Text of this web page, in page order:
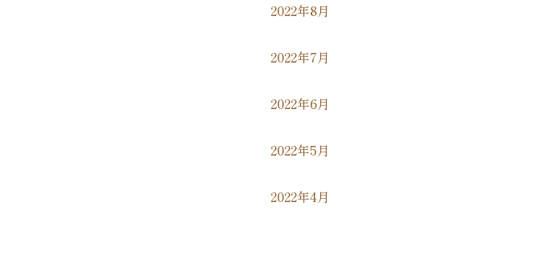
2022年8月
2022年7月
2022年6月
2022年5月
2022年4月